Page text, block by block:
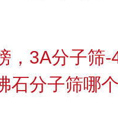
，3A分子筛
石分子筛哪